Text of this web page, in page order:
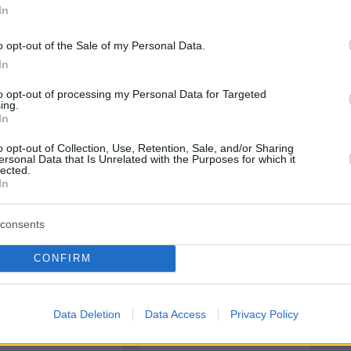
opt-out of the Sale of my Personal Data.
opt-out of processing my Personal Data for Targeted
opt-out of Collection, Use, Retention, Sale, and/or Sharing
Data that Is Unrelated with the Purposes for which it
CONFIRM
Data Deletion Data Access Privacy Policy
protothema.gr στο Google News
Ειδήσειςαπό την Ελλάδα και τον Κόσμο, τη
στο
ΠΡΟΣΘΗΚΗ ΣΧΟΛΙΟΥ
ΣΧΟΛΙΟΥ
EMAIL